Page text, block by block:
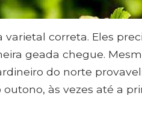
varietal correta. Eles
geada chegue.
do norte
às vezes até a